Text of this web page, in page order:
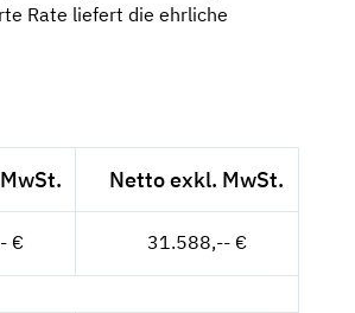
Rate liefert die ehrliche
Netto exkl. MwSt.
€ 31.588,-- €